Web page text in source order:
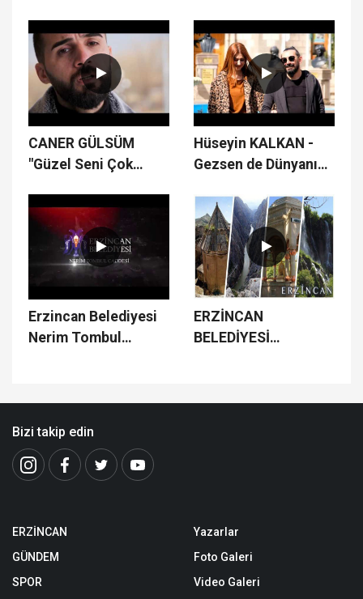
CANER GÜLSÜM
"Güzel Seni Çok
Hüseyin KALKAN -
Gezsen de Dünyanın
Erzincan Belediyesi
Nerim Tombul
ERZİNCAN
BELEDİYESİ
Bizi takip edin
ERZİNCAN
GÜNDEM
SPOR
Yazarlar
Foto Galeri
Video Galeri